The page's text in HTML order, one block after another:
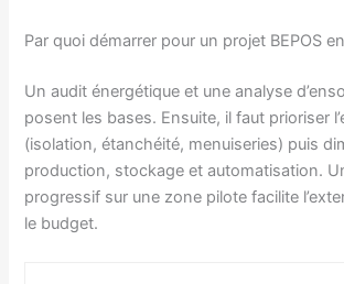
Par quoi démarrer pour un projet BEPOS
Un audit énergétique et une analyse
posent les bases. Ensuite, il faut prioriser
(isolation, étanchéité, menuiseries) puis
production, stockage et automatisation.
progressif sur une zone pilote facilite
le budget.